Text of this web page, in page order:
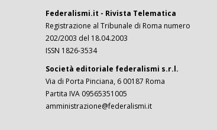
Federalismi.it - Rivista Telematica
Registrazione al Tribunale di Roma numero
202/2003 del 18.04.2003
ISSN 1826-3534
Società editoriale federalismi s.r.l.
Via di Porta Pinciana, 6 00187 Roma
Partita IVA 09565351005
amministrazione@federalismi.it